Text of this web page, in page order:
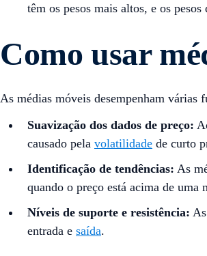
têm os pesos mais altos, e os
Como usar
As médias móveis desempenham várias
Suavização dos dados de preço:
causado pela volatilidade de curto
Identificação de tendências: As
quando o preço está acima de uma
Níveis de suporte e resistência:
entrada e saída.